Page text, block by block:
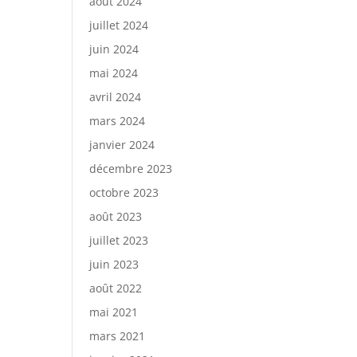
juillet 2024
juin 2024
mai 2024
avril 2024
mars 2024
janvier 2024
décembre 2023
octobre 2023
août 2023
juillet 2023
juin 2023
août 2022
mai 2021
mars 2021